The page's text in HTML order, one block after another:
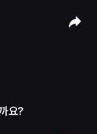
요?